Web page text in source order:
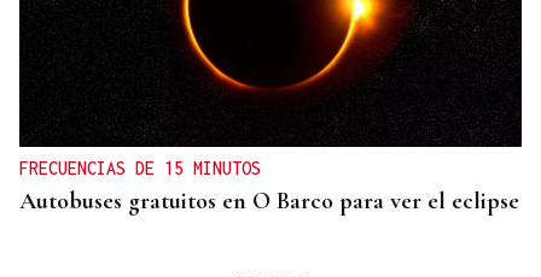
FRECUENCIAS DE 15 MINUTOS
Autobuses gratuitos en O Barco para ver el eclipse